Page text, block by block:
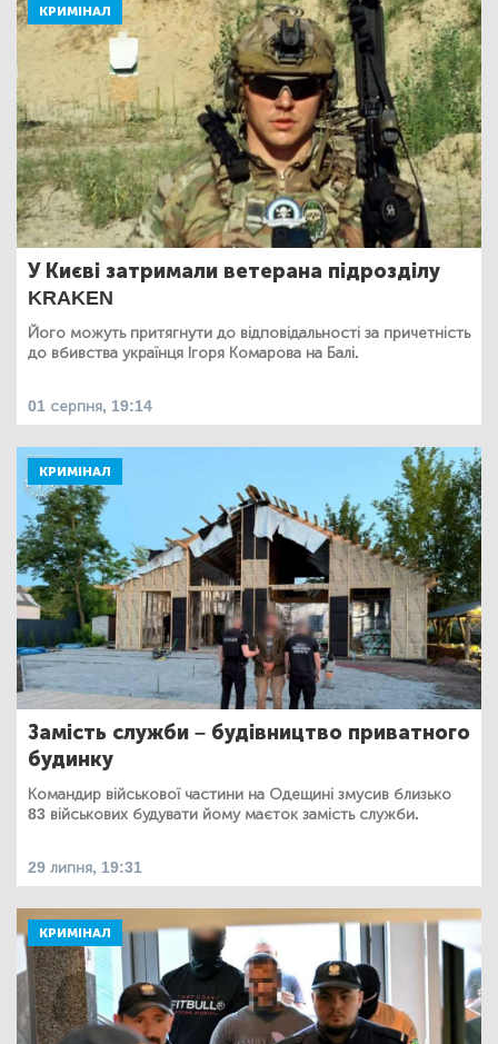
КРИМІНАЛ
У Києві затримали ветерана підрозділу
KRAKEN
Його можуть притягнути до відповідальності за причетність
до вбивства українця Ігоря Комарова на Балі.
01 серпня, 19:14
КРИМІНАЛ
Замість служби – будівництво приватного
будинку
Командир військової частини на Одещині змусив близько
83 військових будувати йому маєток замість служби.
29 липня, 19:31
КРИМІНАЛ